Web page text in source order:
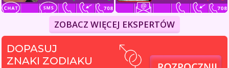
ZOBACZ WIĘCEJ EKSPERTÓW
DOPASUJ
ZNAKI ZODIAKU